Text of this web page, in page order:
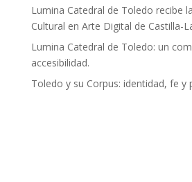
Lumina Catedral de Toledo recibe
Cultural en Arte Digital de Castilla-
Lumina Catedral de Toledo: un
accesibilidad.
Toledo y su Corpus: identidad, fe y